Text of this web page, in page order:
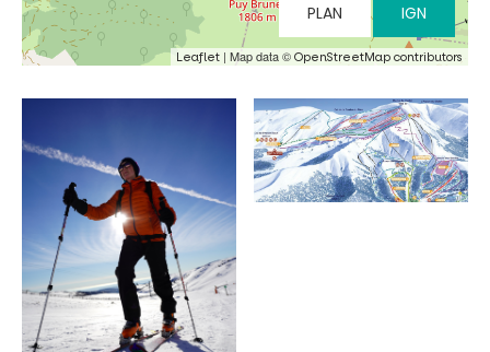
Buscar
PLAN IGN
Leaflet | Map data © OpenStreetMap contributors